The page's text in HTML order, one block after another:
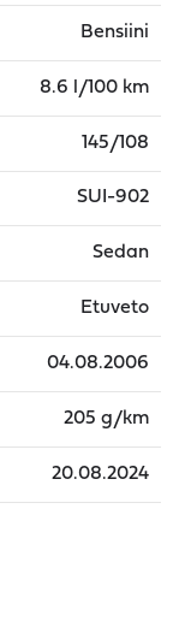
Bensiini
8.6 l/100 km
145/108
SUI-902
Sedan
Etuveto
04.08.2006
205 g/km
20.08.2024